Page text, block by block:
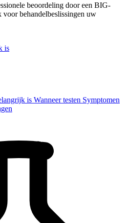
beoordeling door een BIG-
voor behandelbeslissingen uw
is
is Wanneer testen Symptomen